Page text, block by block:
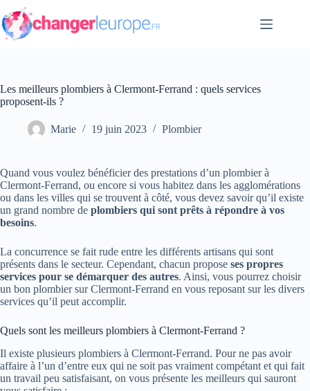
Passer
au
contenu
Les meilleurs plombiers à Clermont-Ferrand : quels services
proposent-ils ?
Marie 19 juin 2023 Plombier
Quand vous voulez bénéficier des prestations d’un plombier à
Clermont-Ferrand, ou encore si vous habitez dans les agglomérations
ou dans les villes qui se trouvent à côté, vous devez savoir qu’il existe
un grand nombre de plombiers qui sont prêts à répondre à vos
besoins.
La concurrence se fait rude entre les différents artisans qui sont
présents dans le secteur. Cependant, chacun propose ses propres
services pour se démarquer des autres. Ainsi, vous pourrez choisir
un bon plombier sur Clermont-Ferrand en vous reposant sur les divers
services qu’il peut accomplir.
Quels sont les meilleurs plombiers à Clermont-Ferrand ?
Il existe plusieurs plombiers à Clermont-Ferrand. Pour ne pas avoir
affaire à l’un d’entre eux qui ne soit pas vraiment compétant et qui fait
un travail peu satisfaisant, on vous présente les meilleurs qui sauront